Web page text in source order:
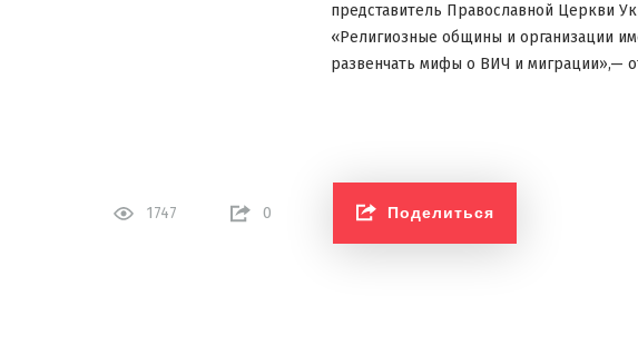
представитель Православной Церкви
«Религиозные общины и организации
развенчать мифы о ВИЧ и миграции»,—
1747 0 Поделиться